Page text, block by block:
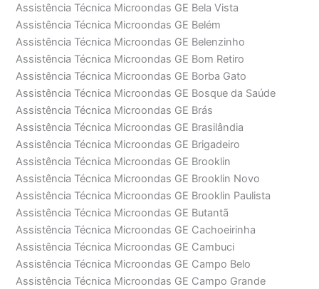
Assistência Técnica Microondas GE Bela Vista
Assistência Técnica Microondas GE Belém
Assistência Técnica Microondas GE Belenzinho
Assistência Técnica Microondas GE Bom Retiro
Assistência Técnica Microondas GE Borba Gato
Assistência Técnica Microondas GE Bosque da Saúde
Assistência Técnica Microondas GE Brás
Assistência Técnica Microondas GE Brasilândia
Assistência Técnica Microondas GE Brigadeiro
Assistência Técnica Microondas GE Brooklin
Assistência Técnica Microondas GE Brooklin Novo
Assistência Técnica Microondas GE Brooklin Paulista
Assistência Técnica Microondas GE Butantã
Assistência Técnica Microondas GE Cachoeirinha
Assistência Técnica Microondas GE Cambuci
Assistência Técnica Microondas GE Campo Belo
Assistência Técnica Microondas GE Campo Grande